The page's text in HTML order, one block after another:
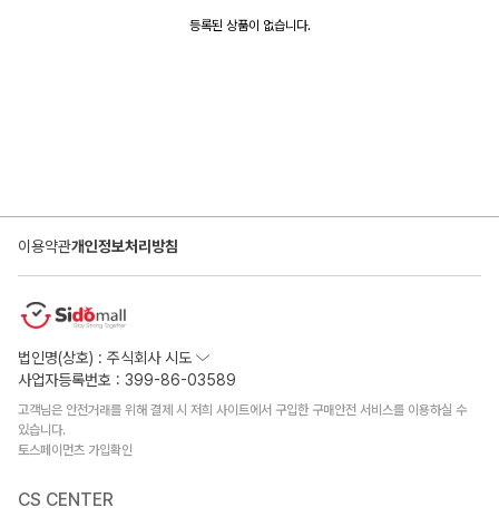
등록된 상품이 없습니다.
이용약관개인정보처리방침
법인명(상호) : 주식회사 시도
사업자등록번호 : 399-86-03589
고객님은 안전거래를 위해 결제 시 저희 사이트에서 구입한 구매안전 서비스를 이용하실 수
있습니다.
토스페이먼츠 가입확인
CS CENTER